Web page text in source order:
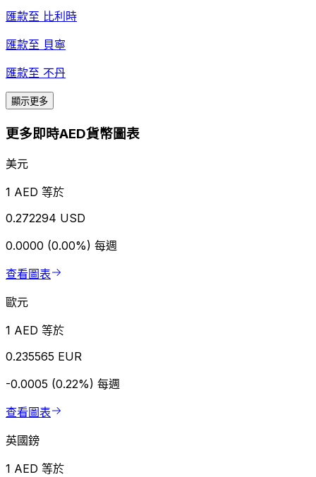
匯款至 比利時
匯款至 貝寧
匯款至 不丹
顯示更多
更多即時AED貨幣圖表
美元
1 AED 等於
0.272294 USD
0.0000 (0.00%) 每週
查看圖表
歐元
1 AED 等於
0.235565 EUR
-0.0005 (0.22%) 每週
查看圖表
英國鎊
1 AED 等於